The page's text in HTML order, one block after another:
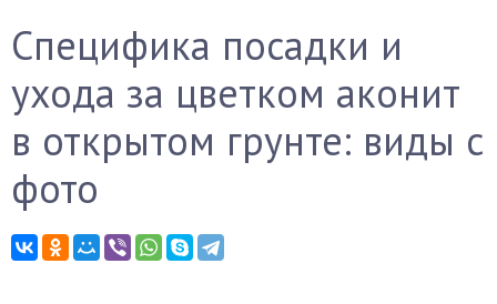
Специфика посадки и
ухода за цветком аконит
в открытом грунте: виды с
фото